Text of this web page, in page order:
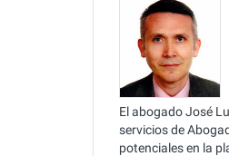
El abogado José
servicios de
potenciales en la